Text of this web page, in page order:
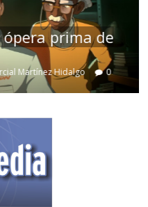
prima de
Martínez Hidalgo 0